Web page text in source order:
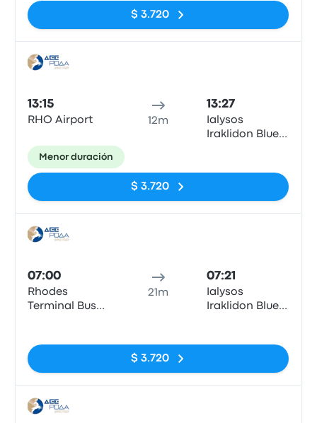
$ 3.720
13:15
RHO Airport 12m
13:27
Ialysos
Iraklidon Blue
Menor duración
$ 3.720
07:00
Rhodes
Terminal Bus
21m
07:21
Ialysos
Iraklidon Blue
$ 3.720